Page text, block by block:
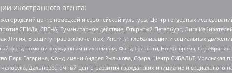
иностранного агента:
центр немецкой и европейской культуры, Центр гендерных
СПИДа, СВЕЧА, Гуманитарное действие, Открытый Петербург, Лига
Линия, В защиту прав заключенных, Институт глобализации и социальных
фонд помощи осужденным и их семьям, Фонд Тольятти, Новое время, Серебряная
Парк Гагарина, Фонд имени Андрея Рылькова, Сфера, Центр СИБАЛЬТ, Уральская
Дальневосточный центр развития гражданских инициатив и социального